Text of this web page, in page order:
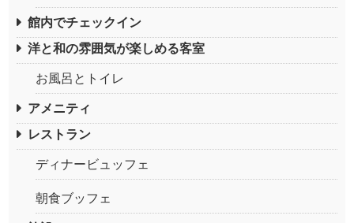
館内でチェックイン
洋と和の雰囲気が楽しめる客室
お風呂とトイレ
アメニティ
レストラン
ディナービュッフェ
朝食ブッフェ